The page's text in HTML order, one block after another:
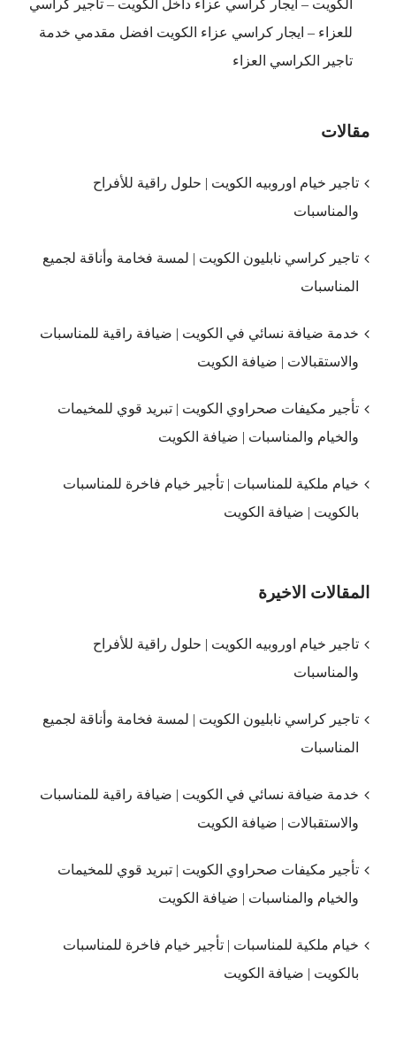
الكويت – ايجار كراسي عزاء داخل الكويت – تاجير كراسي
للعزاء – ايجار كراسي عزاء الكويت افضل مقدمي خدمة
تاجير الكراسي العزاء
مقالات
تاجير خيام اوروبيه الكويت | حلول راقية للأفراح
والمناسبات
تاجير كراسي نابليون الكويت | لمسة فخامة وأناقة لجميع
المناسبات
خدمة ضيافة نسائي في الكويت | ضيافة راقية للمناسبات
والاستقبالات | ضيافة الكويت
تأجير مكيفات صحراوي الكويت | تبريد قوي للمخيمات
والخيام والمناسبات | ضيافة الكويت
خيام ملكية للمناسبات | تأجير خيام فاخرة للمناسبات
بالكويت | ضيافة الكويت
المقالات الاخيرة
تاجير خيام اوروبيه الكويت | حلول راقية للأفراح
والمناسبات
تاجير كراسي نابليون الكويت | لمسة فخامة وأناقة لجميع
المناسبات
خدمة ضيافة نسائي في الكويت | ضيافة راقية للمناسبات
والاستقبالات | ضيافة الكويت
تأجير مكيفات صحراوي الكويت | تبريد قوي للمخيمات
والخيام والمناسبات | ضيافة الكويت
خيام ملكية للمناسبات | تأجير خيام فاخرة للمناسبات
بالكويت | ضيافة الكويت